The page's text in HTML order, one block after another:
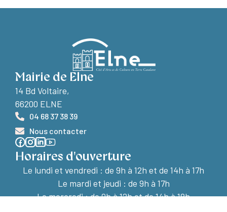
Mairie de Elne
14 Bd Voltaire,
66200 ELNE
04 68 37 38 39
Nous contacter
Horaires d'ouverture
Le lundi et vendredi : de 9h à 12h et de 14h à 17h
Le mardi et jeudi : de 9h à 17h
Le mercredi : de 9h à 12h et de 14h à 18h